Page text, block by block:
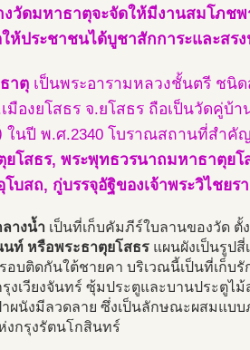
วัดมหาธาตุจะจัดให้มีงานสมโภช
ห้ประชาชนได้บูชาสักการะและสร
าตุ เป็นพระอารามหลวงชั้นตรี ชนิ
เมืองยโสธร จ.ยโสธร ถือเป็นวัดคู่บ้
ในปี พ.ศ.2340 โบราณสถานที่สำคั
ยโสธร, พระพุทธวรนาถมหาธาตุย
โบสถ, กู่บรรจุอัฐิของเจ้าพระวิไชย
างน้ำ เป็นที่เก็บคัมภีร์ใบลานของวัด ตั้
นท์ หรือพระธาตุยโสธร แผนผังเป็นรูป
อบติดกันใต้ชายคา บริเวณนี้เป็นที่เก็บ
งเวียงจันทร์ ซุ้มประตูและบานประตูไ
าผนังมีลวดลาย ซึ่งเป็นลักษณะผสมแบ
งกรุงรัตนโกสินทร์